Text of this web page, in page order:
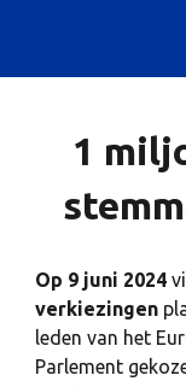
1
Op 9 juni 2024
verkiezingen
leden van het
Parlement